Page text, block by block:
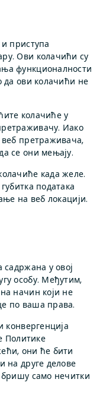
приступа
Ови колачићи су
функционалности
да ови колачићи не
колачиће у
Иако
претраживача,
се они мењају.
када желе.
података
на веб локацији.
садржана у овој
особу. Међутим,
начин који не
по ваша права.
конвергенција
Политике
они ће бити
на друге делове
бришу само нечитки